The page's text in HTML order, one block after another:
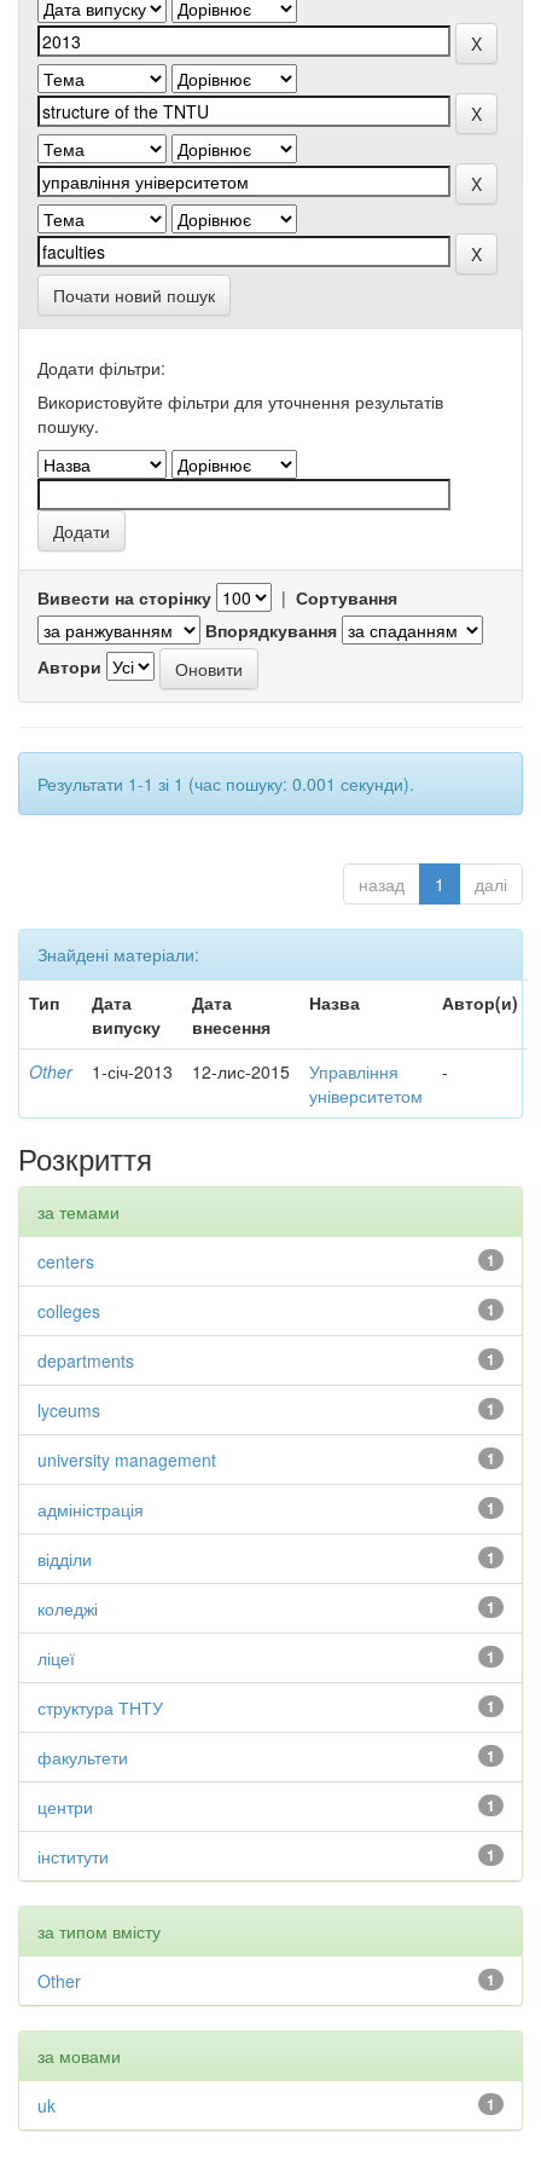
Почати новий пошук
Додати фільтри:
Використовуйте фільтри для уточнення результатів
пошуку.
Вивести на сторінку | Сортування
Впорядкування
Автори
Результати 1-1 зі 1 (час пошуку: 0.001 секунди).
назад 1 далі
Знайдені матеріали:
Тип
Дата
випуску
Дата
внесення
Назва Автор(и)
Other 1-січ-2013 12-лис-2015
Управління
університетом
-
Розкриття
за темами
1
centers
1
colleges
1
departments
1
lyceums
1
university management
1
адміністрація
1
відділи
1
коледжі
1
ліцеї
1
структура ТНТУ
1
факультети
1
центри
1
інститути
за типом вмісту
1
Other
за мовами
1
uk